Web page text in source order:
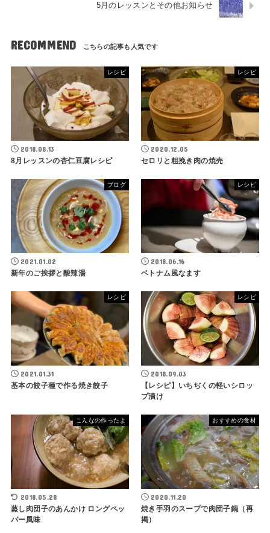
5月のレッスンとその他お知らせ
RECOMMEND
レシピ
2018.08.13
8月レッスンの杏仁豆腐レシピ
レシピ
2020.12.05
セロリと粗挽き肉の焼売
ブログ
2021.01.02
新年のご挨拶と酸辣湯
レシピ
2018.06.16
ベトナム風なます
レシピ
2021.01.31
基本の餃子種で作る焼き餃子
レシピ
2018.09.03
【レシピ】いちぢくの軽いシロッ
プ漬け
こんなの作ったよ
2018.05.28
蒸し肉団子のあんかけ ロングペッ
パー風味
おすすめの食材
2020.11.20
焼き手羽のスープで肉団子鍋（再
掲）